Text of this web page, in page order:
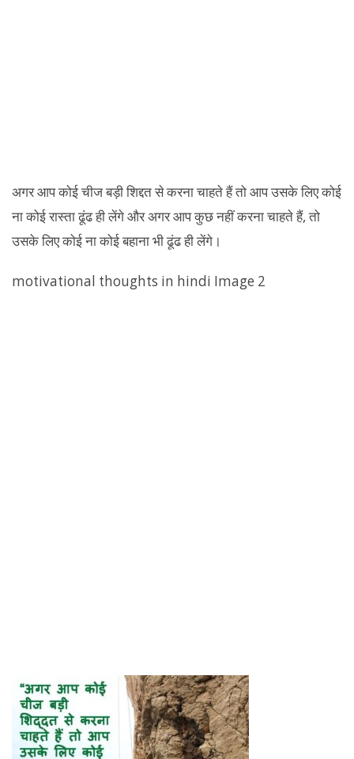
अगर आप कोई चीज बड़ी शिद्दत से करना चाहते हैं तो आप उसके लिए कोई
ना कोई रास्ता ढूंढ ही लेंगे और अगर आप कुछ नहीं करना चाहते हैं, तो
उसके लिए कोई ना कोई बहाना भी ढूंढ ही लेंगे।
motivational thoughts in hindi Image 2